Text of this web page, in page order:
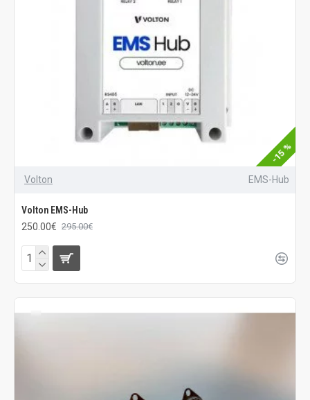
-15 %
Volton EMS-Hub
Volton EMS-Hub
250.00€ 295.00€